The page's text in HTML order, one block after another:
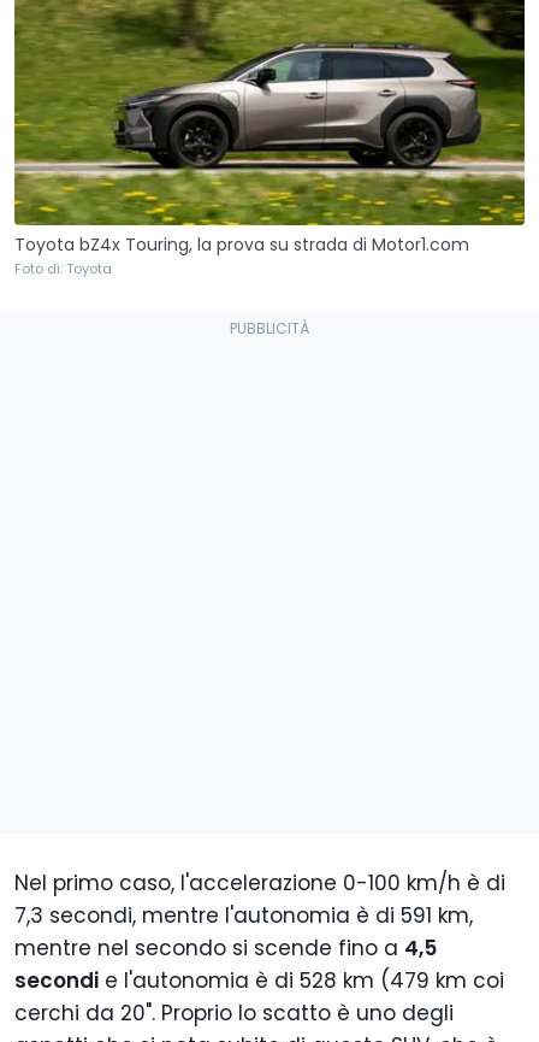
Toyota bZ4x Touring, la prova su strada di Motor1.com
Foto di: Toyota
Nel primo caso, l'accelerazione 0-100 km/h è di
7,3 secondi, mentre l'autonomia è di 591 km,
mentre nel secondo si scende fino a 4,5
secondi e l'autonomia è di 528 km (479 km coi
cerchi da 20". Proprio lo scatto è uno degli